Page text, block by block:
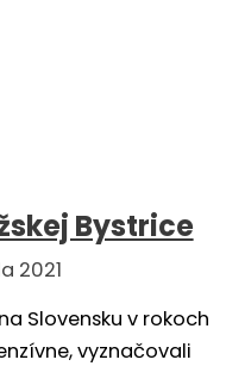
Bystrice
2021
Slovensku v rokoch
vyznačovali